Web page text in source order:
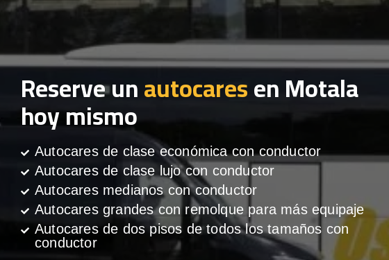
Reserve unautocaresen Motala
hoy mismo
Autocares de clase económica con conductor
Autocares de clase lujo con conductor
Autocares medianos con conductor
Autocares grandes con remolque para más equipaje
Autocares de dos pisos de todos los tamaños con
conductor